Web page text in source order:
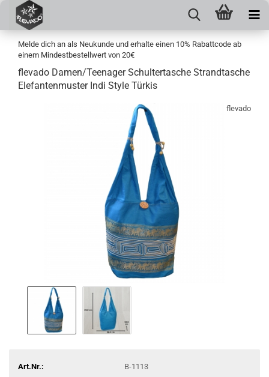
Melde dich an als Neukunde und erhalte einen 10% Rabattcode ab
einem Mindestbestellwert von 20€
flevado Damen/Teenager Schultertasche Strandtasche
Elefantenmuster Indi Style Türkis
flevado
Art.Nr.:
B-1113